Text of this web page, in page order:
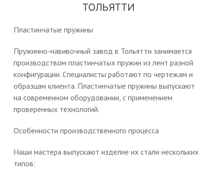
ТОЛЬЯТТИ
Пластинчатые пружины
Пружинно-навивочный завод в Тольятти занимается
производством пластинчатых пружин из лент разной
конфигурации. Специалисты работают по чертежам и
образцам клиента. Пластинчатые пружины выпускают
на современном оборудовании, с применением
проверенных технологий.
Особенности производственного процесса
Наши мастера выпускают изделие их стали нескольких
типов: